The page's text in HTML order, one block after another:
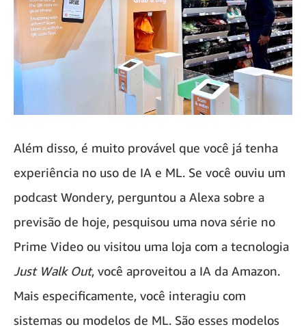
Além disso, é muito provável que você já tenha
experiência no uso de IA e ML. Se você ouviu um
podcast Wondery, perguntou a Alexa sobre a
previsão de hoje, pesquisou uma nova série no
Prime Video ou visitou uma loja com a tecnologia
Just Walk Out, você aproveitou a IA da Amazon.
Mais especificamente, você interagiu com
sistemas ou modelos de ML. São esses modelos